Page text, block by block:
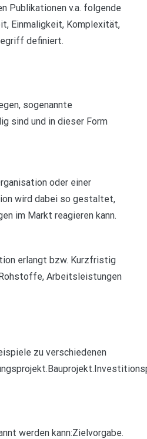
Publikationen v.a. folgende
Einmaligkeit, Komplexität,
definiert.
sogenannte
sind und in dieser Form
oder einer
wird dabei so gestaltet,
im Markt reagieren kann.
erlangt bzw. Kurzfristig
Arbeitsleistungen
zu verschiedenen
werden kann:Zielvorgabe.